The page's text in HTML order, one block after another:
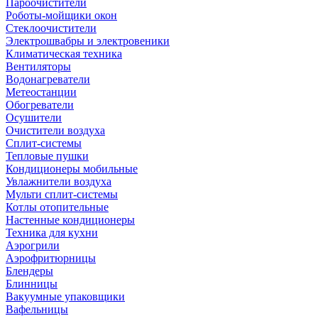
Пароочистители
Роботы-мойщики окон
Стеклоочистители
Электрошвабры и электровеники
Климатическая техника
Вентиляторы
Водонагреватели
Метеостанции
Обогреватели
Осушители
Очистители воздуха
Сплит-системы
Тепловые пушки
Кондиционеры мобильные
Увлажнители воздуха
Мульти сплит-системы
Котлы отопительные
Настенные кондиционеры
Техника для кухни
Аэрогрили
Аэрофритюрницы
Блендеры
Блинницы
Вакуумные упаковщики
Вафельницы